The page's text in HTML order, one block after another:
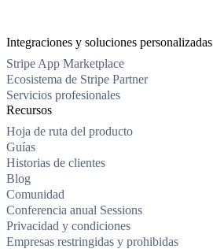
Integraciones y soluciones personalizadas
Stripe App Marketplace
Ecosistema de Stripe Partner
Servicios profesionales
Recursos
Hoja de ruta del producto
Guías
Historias de clientes
Blog
Comunidad
Conferencia anual Sessions
Privacidad y condiciones
Empresas restringidas y prohibidas